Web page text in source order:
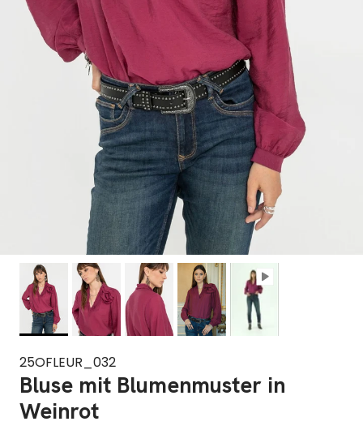
25OFLEUR_032
Bluse mit Blumenmuster in
Weinrot